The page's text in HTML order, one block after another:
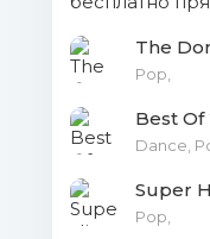
Queens.mp3
21.
(7.85 Mb)
Рор,
Dance,
Super
Рор,